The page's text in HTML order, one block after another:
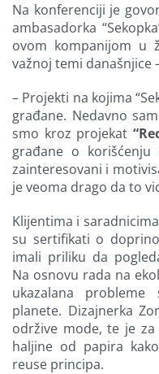
Na konferenciji je
ambasadorka
ovom kompanijom u
važnoj temi današnjice
– Projekti na kojima
građane. Nedavno
smo kroz projekat
građane o
zainteresovani i
je veoma drago da to
Klijentima i
su sertifikati o
imali priliku da
Na osnovu rada na
ukazalana
planete. Dizajnerka
održive mode, te je
haljine od papira
reuse principa.